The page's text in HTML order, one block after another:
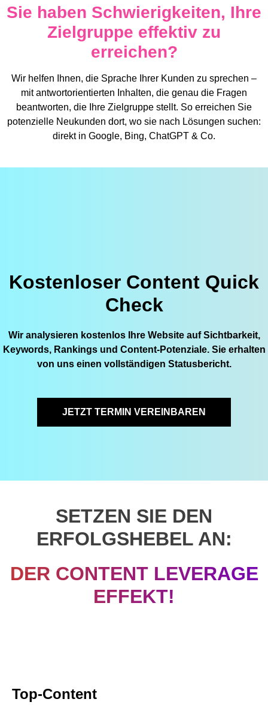
Sie haben Schwierigkeiten, Ihre
Zielgruppe effektiv zu
erreichen?
Wir helfen Ihnen, die Sprache Ihrer Kunden zu sprechen –
mit antwortorientierten Inhalten, die genau die Fragen
beantworten, die Ihre Zielgruppe stellt. So erreichen Sie
potenzielle Neukunden dort, wo sie nach Lösungen suchen:
direkt in Google, Bing, ChatGPT & Co.
Kostenloser Content Quick
Check
Wir analysieren kostenlos Ihre Website auf Sichtbarkeit,
Keywords, Rankings und Content-Potenziale. Sie erhalten
von uns einen vollständigen Statusbericht.
JETZT TERMIN VEREINBAREN
SETZEN SIE DEN
ERFOLGSHEBEL AN:
DER CONTENT LEVERAGE
EFFEKT!
Top-Content